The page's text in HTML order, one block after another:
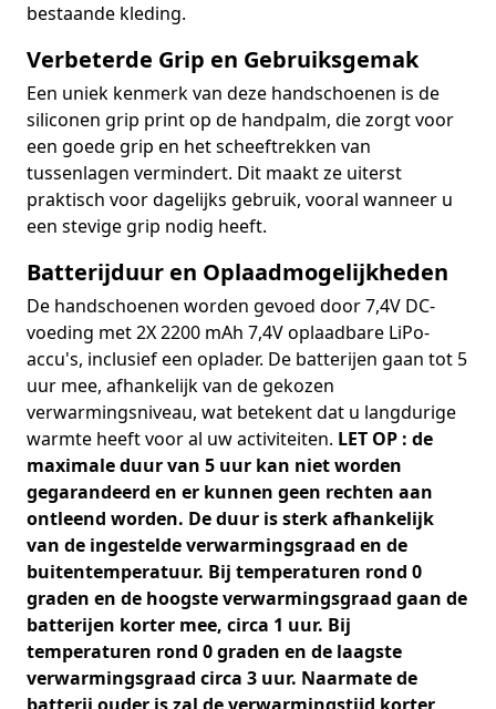
bestaande kleding.
Verbeterde Grip en Gebruiksgemak
Een uniek kenmerk van deze handschoenen is de
siliconen grip print op de handpalm, die zorgt voor
een goede grip en het scheeftrekken van
tussenlagen vermindert. Dit maakt ze uiterst
praktisch voor dagelijks gebruik, vooral wanneer u
een stevige grip nodig heeft.
Batterijduur en Oplaadmogelijkheden
De handschoenen worden gevoed door 7,4V DC-
voeding met 2X 2200 mAh 7,4V oplaadbare LiPo-
accu's, inclusief een oplader. De batterijen gaan tot 5
uur mee, afhankelijk van de gekozen
verwarmingsniveau, wat betekent dat u langdurige
warmte heeft voor al uw activiteiten. LET OP : de
maximale duur van 5 uur kan niet worden
gegarandeerd en er kunnen geen rechten aan
ontleend worden. De duur is sterk afhankelijk
van de ingestelde verwarmingsgraad en de
buitentemperatuur. Bij temperaturen rond 0
graden en de hoogste verwarmingsgraad gaan de
batterijen korter mee, circa 1 uur. Bij
temperaturen rond 0 graden en de laagste
verwarmingsgraad circa 3 uur. Naarmate de